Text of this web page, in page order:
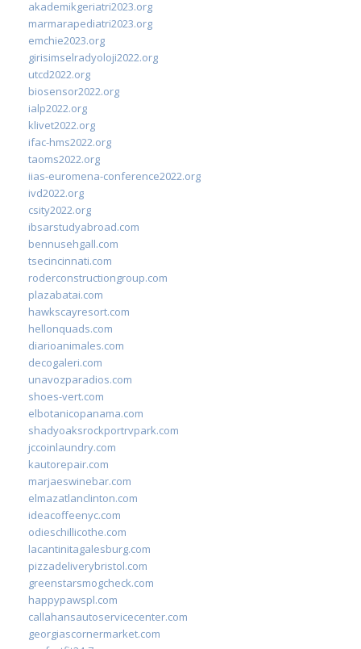
akademikgeriatri2023.org
marmarapediatri2023.org
emchie2023.org
girisimselradyoloji2022.org
utcd2022.org
biosensor2022.org
ialp2022.org
klivet2022.org
ifac-hms2022.org
taoms2022.org
iias-euromena-conference2022.org
ivd2022.org
csity2022.org
ibsarstudyabroad.com
bennusehgall.com
tsecincinnati.com
roderconstructiongroup.com
plazabatai.com
hawkscayresort.com
hellonquads.com
diarioanimales.com
decogaleri.com
unavozparadios.com
shoes-vert.com
elbotanicopanama.com
shadyoaksrockportrvpark.com
jccoinlaundry.com
kautorepair.com
marjaeswinebar.com
elmazatlanclinton.com
ideacoffeenyc.com
odieschillicothe.com
lacantinitagalesburg.com
pizzadeliverybristol.com
greenstarsmogcheck.com
happypawspl.com
callahansautoservicecenter.com
georgiascornermarket.com